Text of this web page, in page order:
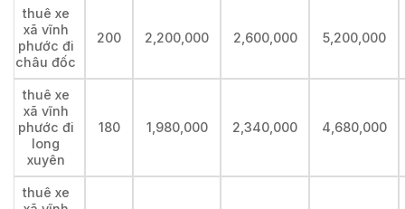
thuê xe
xã vĩnh
phước đi
châu đốc
200 2,200,000 2,600,000 5,200,000
thuê xe
xã vĩnh
phước đi
long
xuyên
180 1,980,000 2,340,000 4,680,000
thuê xe